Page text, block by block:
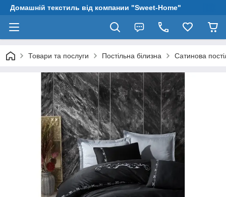
Домашній текстиль від компании "Sweet-Home"
Товари та послуги Постільна білизна Сатинова